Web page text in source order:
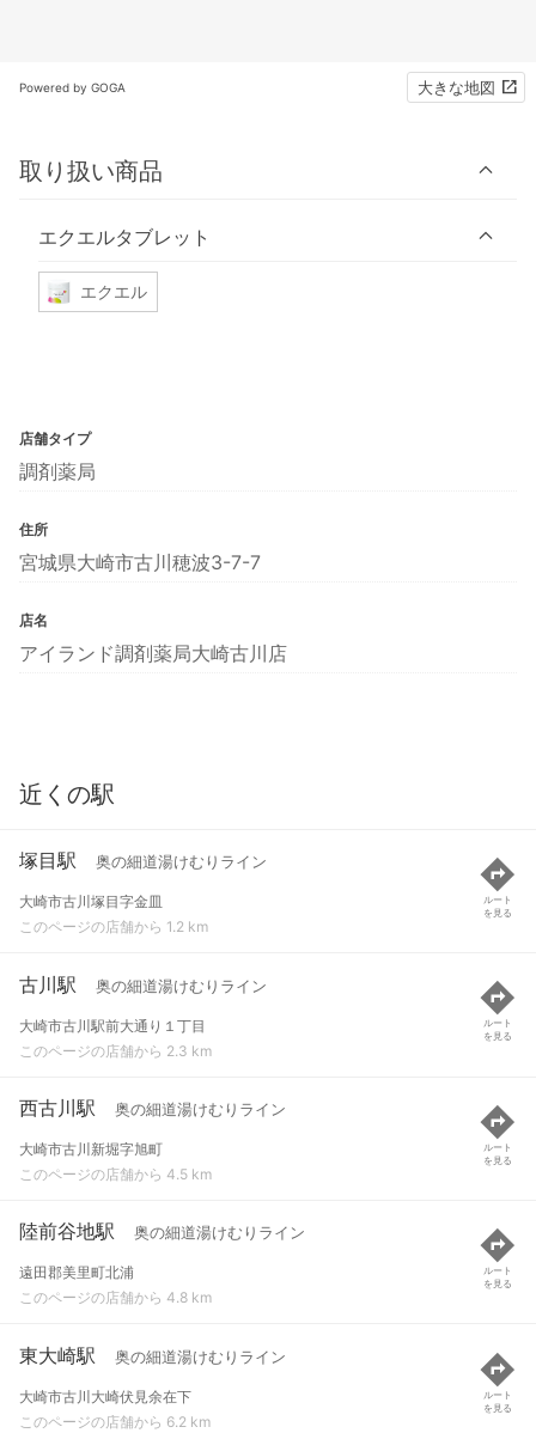
Powered by GOGA 大きな地図
取り扱い商品
エクエルタブレット
エクエル
店舗タイプ
調剤薬局
住所
宮城県大崎市古川穂波3-7-7
店名
アイランド調剤薬局大崎古川店
近くの駅
塚目駅 奥の細道湯けむりライン
大崎市古川塚目字金皿
このページの店舗から 1.2 km
ルート
を見る
古川駅 奥の細道湯けむりライン
大崎市古川駅前大通り１丁目
このページの店舗から 2.3 km
ルート
を見る
西古川駅 奥の細道湯けむりライン
大崎市古川新堀字旭町
このページの店舗から 4.5 km
ルート
を見る
陸前谷地駅 奥の細道湯けむりライン
遠田郡美里町北浦
このページの店舗から 4.8 km
ルート
を見る
東大崎駅 奥の細道湯けむりライン
大崎市古川大崎伏見余在下
このページの店舗から 6.2 km
ルート
を見る